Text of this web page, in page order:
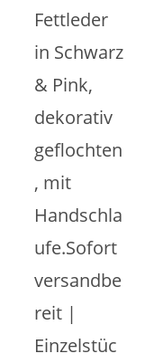
Fettleder
in Schwarz
& Pink,
dekorativ
geflochten
, mit
Handschla
ufe.Sofort
versandbe
reit |
Einzelstüc